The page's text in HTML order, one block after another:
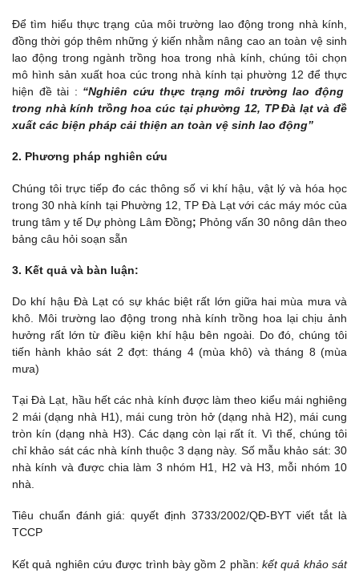
Để tìm hiểu thực trạng của môi trường lao động trong nhà kính,
đồng thời góp thêm những ý kiến nhằm nâng cao an toàn vệ sinh
lao động trong ngành trồng hoa trong nhà kính, chúng tôi chọn
mô hình sản xuất hoa cúc trong nhà kính tại phường 12 để thực
hiện đề tài : “Nghiên cứu thực trạng môi trường lao động
trong nhà kính trồng hoa cúc tại phường 12, TP Đà lạt và đề
xuất các biện pháp cải thiện an toàn vệ sinh lao động”
2. Phương pháp nghiên cứu
Chúng tôi trực tiếp đo các thông số vi khí hậu, vật lý và hóa học
trong 30 nhà kính tại Phường 12, TP Đà Lạt với các máy móc của
trung tâm y tế Dự phòng Lâm Đồng; Phỏng vấn 30 nông dân theo
bảng câu hỏi soạn sẵn
3. Kết quả và bàn luận:
Do khí hậu Đà Lạt có sự khác biệt rất lớn giữa hai mùa mưa và
khô. Môi trường lao động trong nhà kính trồng hoa lại chịu ảnh
hưởng rất lớn từ điều kiện khí hậu bên ngoài. Do đó, chúng tôi
tiến hành khảo sát 2 đợt: tháng 4 (mùa khô) và tháng 8 (mùa
mưa)
Tại Đà Lạt, hầu hết các nhà kính được làm theo kiểu mái nghiêng
2 mái (dạng nhà H1), mái cung tròn hở (dạng nhà H2), mái cung
tròn kín (dạng nhà H3). Các dạng còn lại rất ít. Vì thế, chúng tôi
chỉ khảo sát các nhà kính thuộc 3 dạng này. Số mẫu khảo sát: 30
nhà kính và được chia làm 3 nhóm H1, H2 và H3, mỗi nhóm 10
nhà.
Tiêu chuẩn đánh giá: quyết định 3733/2002/QĐ-BYT viết tắt là
TCCP
Kết quả nghiên cứu được trình bày gồm 2 phần:kết quả khảo sát